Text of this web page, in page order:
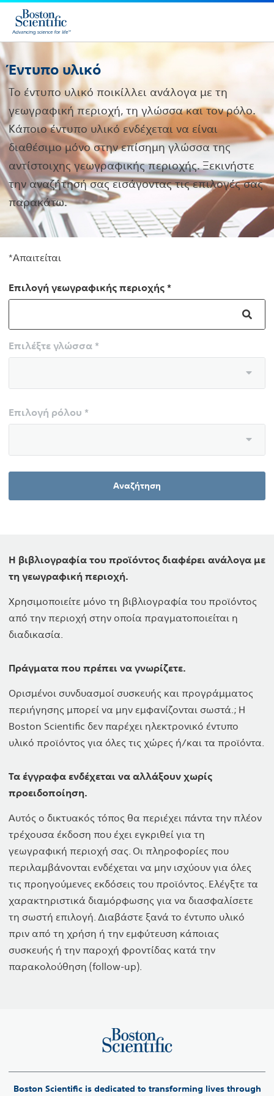
Έντυπο υλικό
Το έντυπο υλικό ποικίλλει ανάλογα με τη
γεωγραφική περιοχή, τη γλώσσα και τον ρόλο.
Κάποιο έντυπο υλικό ενδέχεται να είναι
διαθέσιμο μόνο στην επίσημη γλώσσα της
αντίστοιχης γεωγραφικής περιοχής. Ξεκινήστε
την αναζήτησή σας εισάγοντας τις επιλογές σας
παρακάτω.
*Aπαιτείται
Επιλογή γεωγραφικής περιοχής *
Επιλέξτε γλώσσα *
Επιλογή ρόλου *
Αναζήτηση
Η βιβλιογραφία του προϊόντος διαφέρει ανάλογα με
τη γεωγραφική περιοχή.
Χρησιμοποιείτε μόνο τη βιβλιογραφία του προϊόντος
από την περιοχή στην οποία πραγματοποιείται η
διαδικασία.
Πράγματα που πρέπει να γνωρίζετε.
Ορισμένοι συνδυασμοί συσκευής και προγράμματος
περιήγησης μπορεί να μην εμφανίζονται σωστά.; Η
Boston Scientific δεν παρέχει ηλεκτρονικό έντυπο
υλικό προϊόντος για όλες τις χώρες ή/και τα προϊόντα.
Τα έγγραφα ενδέχεται να αλλάξουν χωρίς
προειδοποίηση.
Αυτός ο δικτυακός τόπος θα περιέχει πάντα την πλέον
τρέχουσα έκδοση που έχει εγκριθεί για τη
γεωγραφική περιοχή σας. Οι πληροφορίες που
περιλαμβάνονται ενδέχεται να μην ισχύουν για όλες
τις προηγούμενες εκδόσεις του προϊόντος. Ελέγξτε τα
χαρακτηριστικά διαμόρφωσης για να διασφαλίσετε
τη σωστή επιλογή. Διαβάστε ξανά το έντυπο υλικό
πριν από τη χρήση ή την εμφύτευση κάποιας
συσκευής ή την παροχή φροντίδας κατά την
παρακολούθηση (follow-up).
Boston Scientific is dedicated to transforming lives through